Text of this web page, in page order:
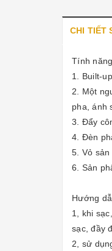
CHI TIẾT
Tính
1. Built-
2. Một
pha, ánh
3. Đẩy
4. Đèn
5. Vỏ
6. Sản
Hướng
1, khi
sạc, đầy
2, sử